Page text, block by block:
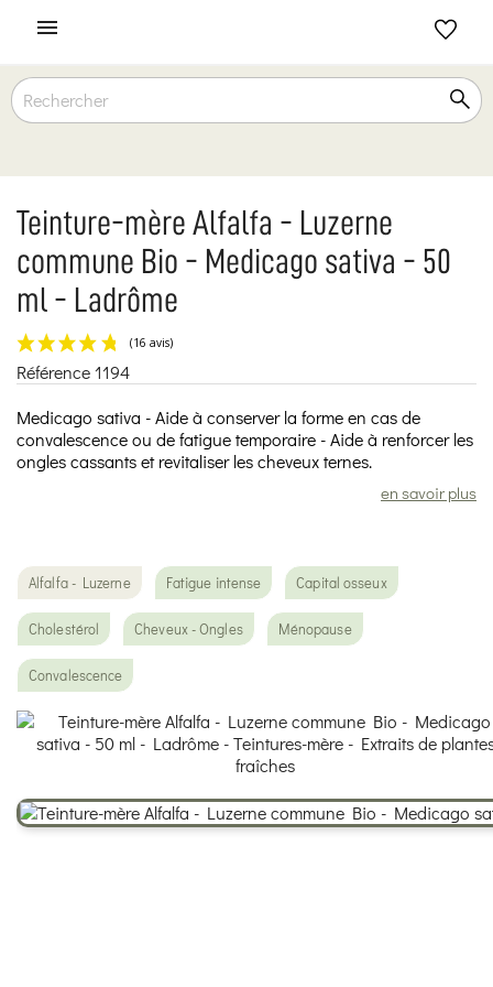

Teinture-mère Alfalfa - Luzerne
commune Bio - Medicago sativa - 50
ml - Ladrôme
Référence1194
Medicago sativa - Aide à conserver la forme en cas de
convalescence ou de fatigue temporaire - Aide à renforcer les
ongles cassants et revitaliser les cheveux ternes.
en savoir plus
Alfalfa - Luzerne Fatigue intense Capital osseux
Cholestérol Cheveux - Ongles Ménopause
Convalescence